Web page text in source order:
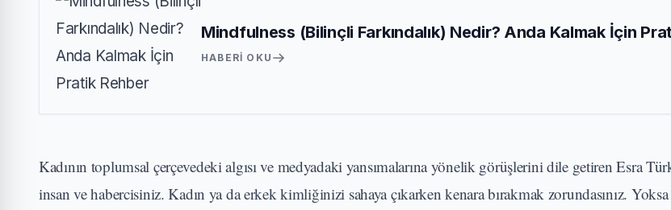
Mindfulness (Bilinçli Farkındalık) Nedir? Anda Kalmak İçin
HABERI OKU
Kadının toplumsal çerçevedeki algısı ve medyadaki yansımalarına yönelik görüşlerini dile getiren Esra
insan ve habercisiniz. Kadın ya da erkek kimliğinizi sahaya çıkarken kenara bırakmak zorundasınız.